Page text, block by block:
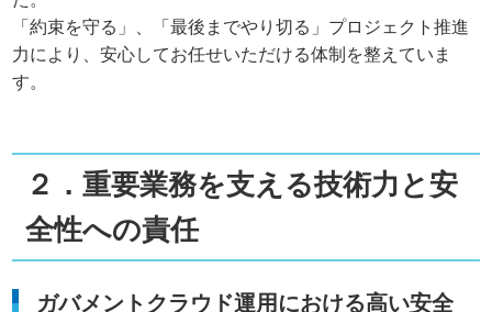
「約束を守る」、「最後までやり切る」プロジェクト推進
力により、安心してお任せいただける体制を整えていま
す。
２．重要業務を支える技術力と安
全性への責任
ガバメントクラウド運用における高い安全